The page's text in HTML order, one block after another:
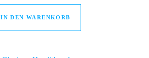
IN DEN WARENKORB